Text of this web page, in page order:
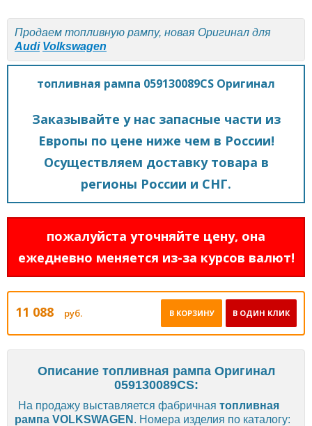
Продаем топливную рампу, новая Оригинал для
Audi Volkswagen
топливная рампа 059130089CS Оригинал
Заказывайте у нас запасные части из
Европы по цене ниже чем в России!
Осуществляем доставку товара в
регионы России и СНГ.
пожалуйста уточняйте цену, она
ежедневно меняется из-за курсов валют!
11 088 руб. В ОДИН КЛИК
В КОРЗИНУ
Описание топливная рампа Оригинал
059130089CS:
На продажу выставляется фабричная топливная
рампа VOLKSWAGEN . Номера изделия по каталогу: